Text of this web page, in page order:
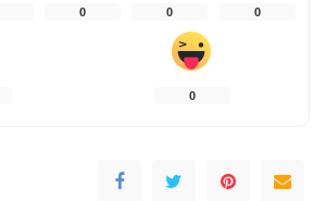
0 0 0
0